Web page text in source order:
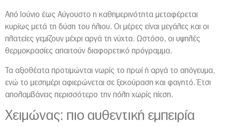
Από Ιούνιο έως Αύγουστο η καθημερινότητα μεταφέρεται
κυρίως μετά τη δύση του ήλιου. Οι μέρες είναι μεγάλες και οι
πλατείες γεμίζουν μέχρι αργά τη νύχτα. Ωστόσο, οι υψηλές
θερμοκρασίες απαιτούν διαφορετικό πρόγραμμα.
Τα αξιοθέατα προτιμώνται νωρίς το πρωί ή αργά το απόγευμα,
ενώ το μεσημέρι αφιερώνεται σε ξεκούραση και φαγητό. Έτσι
απολαμβάνεις περισσότερο την πόλη χωρίς πίεση.
Χειμώνας: πιο αυθεντική εμπειρία